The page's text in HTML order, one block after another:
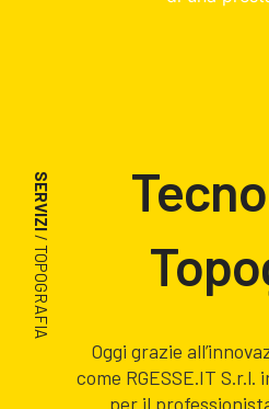
SERVIZI
/ TOPOGRAFIA
Oggi grazie
come RGESSE.IT
per il